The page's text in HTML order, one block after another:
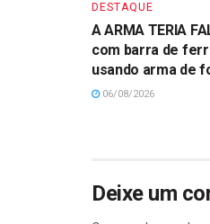
DESTAQUE
A ARMA TERIA
com barra de
usando arma de
06/08/2026
Deixe um